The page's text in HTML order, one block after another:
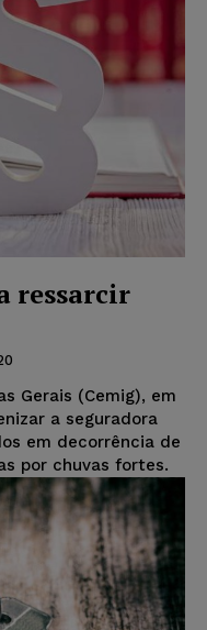
ressarcir
Gerais (Cemig), em
a seguradora
em decorrência de
por chuvas fortes.